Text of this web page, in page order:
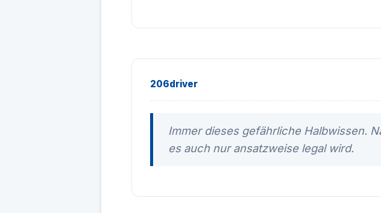
206driver
Immer dieses gefährliche Halbwissen.
es auch nur ansatzweise legal wird.